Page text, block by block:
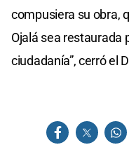
compusiera su obra,
Ojalá sea restaurada
ciudadanía”, cerró el